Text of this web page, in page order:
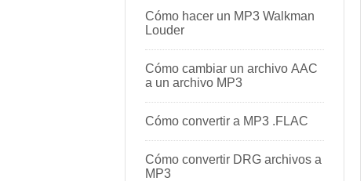
Cómo hacer un MP3 Walkman
Louder
Cómo cambiar un archivo AAC
a un archivo MP3
Cómo convertir a MP3 .FLAC
Cómo convertir DRG archivos a
MP3